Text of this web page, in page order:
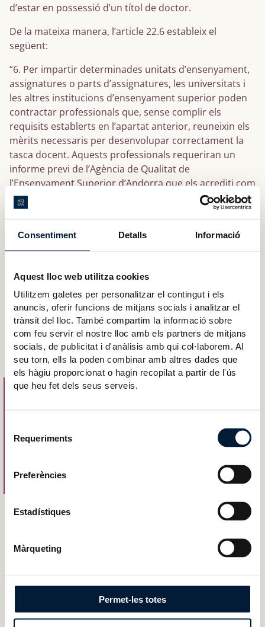
Consentiment Detalls Informació
Aquest lloc web utilitza cookies
Utilitzem galetes per personalitzar el contingut i els
anuncis, oferir funcions de mitjans socials i analitzar el
trànsit del lloc. També compartim la informació sobre
com feu servir el nostre lloc amb els partners de mitjans
socials, de publicitat i d'anàlisis amb qui col·laborem. Al
seu torn, ells la poden combinar amb altres dades que
els hàgiu proporcionat o hagin recopilat a partir de l'ús
que heu fet dels seus serveis.
Requeriments
Preferències
Estadístiques
Màrqueting
Permet-les totes
d’estar en possessió d’un títol de doctor.
De la mateixa manera, l’article 22.6 estableix el
següent:
“6. Per impartir determinades unitats d’ensenyament,
assignatures o parts d’assignatures, les universitats i
les altres institucions d’ensenyament superior poden
contractar professionals que, sense complir els
requisits establerts en l’apartat anterior, reuneixin els
mèrits necessaris per desenvolupar correctament la
tasca docent. Aquests professionals requeriran un
informe previ de l’Agència de Qualitat de
l’Ensenyament Superior d’Andorra que els acrediti com
a professorat que pot desenvolupar l’activitat docent.”
el professorat que no compleix els requisits de
formació té altres mèrits necessaris per desenvolupar
Recursos